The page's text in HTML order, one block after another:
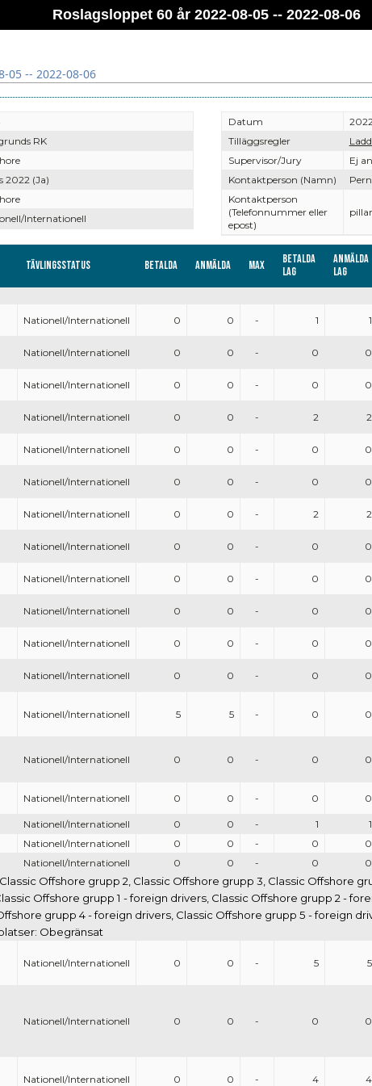
Roslagsloppet 60 år 2022-08-05 -- 2022-08-06
05 -- 2022-08-06
RK
2022 (Ja)
Internationell
Datum
Tilläggsregler
Supervisor/Jury
Ej
Kontaktperson (Namn)
Kontaktperson
(Telefonnummer eller
epost)
Tävlingsstatus Betalda Anmälda Max
Betalda
lag
Anmälda
lag
Nationell/Internationell 0 0 - 1 1
Nationell/Internationell 0 0 - 0 0
Nationell/Internationell 0 0 - 0 0
Nationell/Internationell 0 0 - 2 2
Nationell/Internationell 0 0 - 0 0
Nationell/Internationell 0 0 - 0 0
Nationell/Internationell 0 0 - 2 2
Nationell/Internationell 0 0 - 0 0
Nationell/Internationell 0 0 - 0 0
Nationell/Internationell 0 0 - 0 0
Nationell/Internationell 0 0 - 0 0
Nationell/Internationell 0 0 - 0 0
Nationell/Internationell 5 5 - 0 0
Nationell/Internationell 0 0 - 0 0
Nationell/Internationell 0 0 - 0 0
Nationell/Internationell 0 0 - 1 1
Nationell/Internationell 0 0 - 0 0
Nationell/Internationell 0 0 - 0 0
Offshore grupp 2, Classic Offshore grupp 3, Classic Offshore
Offshore grupp 1 - foreign drivers, Classic Offshore grupp 2 -
grupp 4 - foreign drivers, Classic Offshore grupp 5 - foreign
Obegränsat
Nationell/Internationell 0 0 - 5 5
Nationell/Internationell 0 0 - 0 0
Nationell/Internationell 0 0 - 4 4